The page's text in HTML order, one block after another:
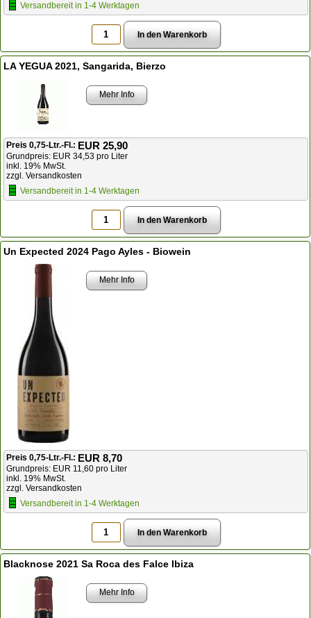
Versandbereit in 1-4 Werktagen
LA YEGUA 2021, Sangarida, Bierzo
Mehr Info
Preis 0,75-Ltr.-Fl.: EUR 25,90
Grundpreis: EUR 34,53 pro Liter
inkl. 19% MwSt.
zzgl. Versandkosten
Versandbereit in 1-4 Werktagen
Un Expected 2024 Pago Ayles - Biowein
Mehr Info
Preis 0,75-Ltr.-Fl.: EUR 8,70
Grundpreis: EUR 11,60 pro Liter
inkl. 19% MwSt.
zzgl. Versandkosten
Versandbereit in 1-4 Werktagen
Blacknose 2021 Sa Roca des Falce Ibiza
Mehr Info